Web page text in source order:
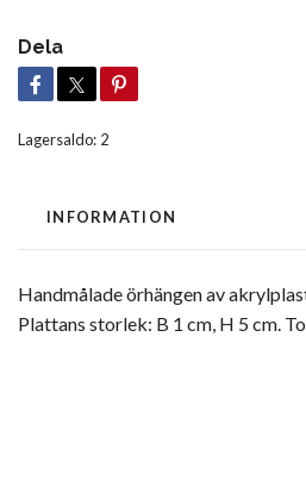
Dela
Lagersaldo: 2
INFORMATION
Handmålade örhängen av
Plattans storlek: B 1 cm, H 5 cm.